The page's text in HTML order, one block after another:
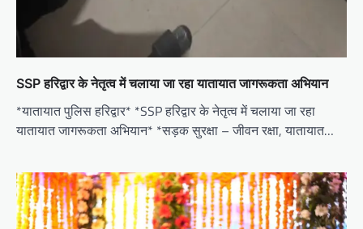
SSP हरिद्वार के नेतृत्व में चलाया जा रहा यातायात जागरूकता अभियान
*यातायात पुलिस हरिद्वार* *SSP हरिद्वार के नेतृत्व में चलाया जा रहा
यातायात जागरूकता अभियान* *सड़क सुरक्षा – जीवन रक्षा, यातायात…